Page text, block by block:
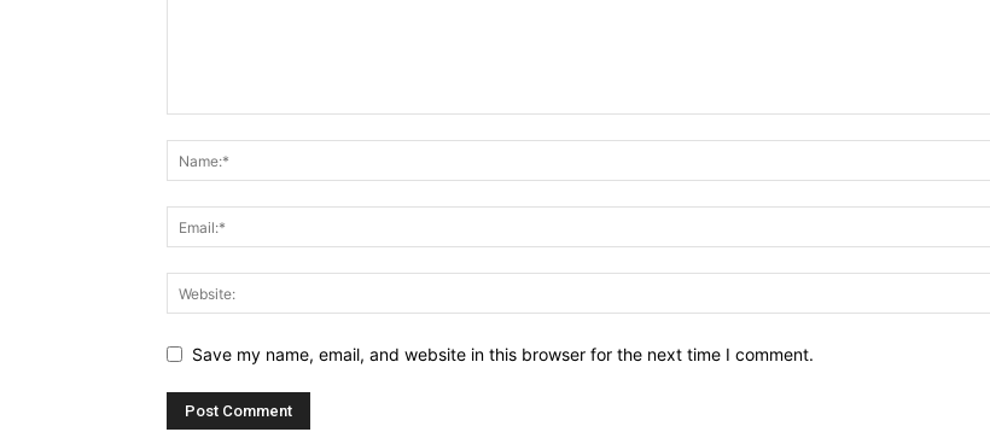
Save my name, email, and website in this browser for the next time I comment.